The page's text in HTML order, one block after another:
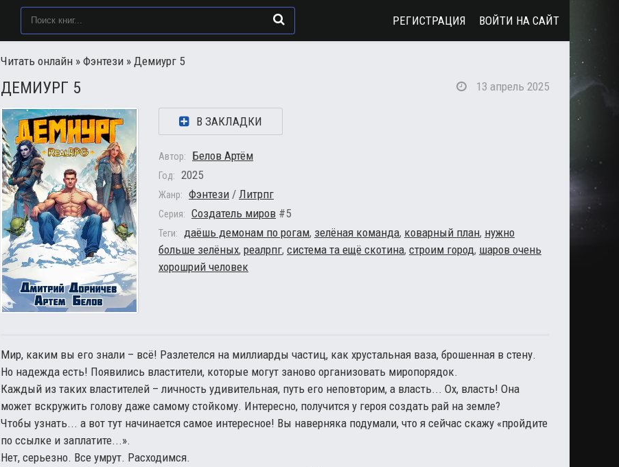
Читать онлайн » Фэнтези » Демиург 5
ДЕМИУРГ 5 13 апрель 2025
В ЗАКЛАДКИ
Автор: Белов Артём
Год: 2025
Жанр: Фэнтези / Литрпг
Серия: Создатель миров #5
Теги: даёшь демонам по рогам, зелёная команда, коварный план, нужно
больше зелёных, реалрпг, система та ещё скотина, строим город, шаров очень
хорошрий человек
Мир, каким вы его знали – всё! Разлетелся на миллиарды частиц, как хрустальная ваза, брошенная в стену.
Но надежда есть! Появились властители, которые могут заново организовать миропорядок.
Каждый из таких властителей – личность удивительная, путь его неповторим, а власть... Ох, власть! Она
может вскружить голову даже самому стойкому. Интересно, получится у героя создать рай на земле?
Чтобы узнать... а вот тут начинается самое интересное! Вы наверняка подумали, что я сейчас скажу «пройдите
по ссылке и заплатите...».
Нет, серьезно. Все умрут. Расходимся.
РЕГИСТРАЦИЯ ВОЙТИ НА САЙТ